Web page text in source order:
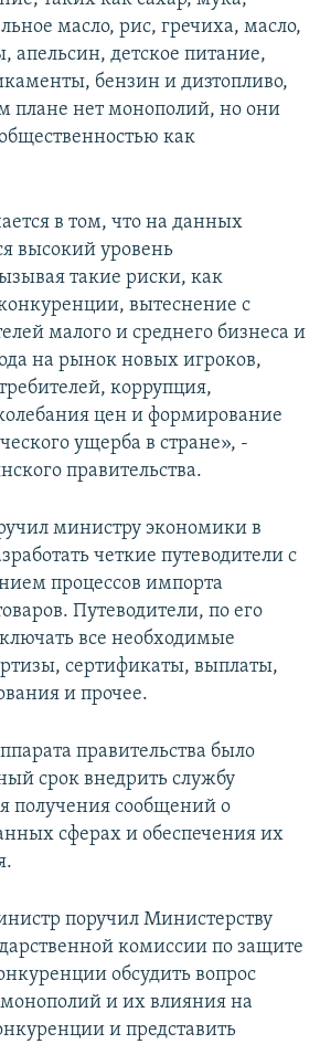
масло, рис, гречиха, масло,
апельсин, детское питание,
бензин и дизтопливо,
плане нет монополий, но они
как
в том, что на данных
высокий уровень
такие риски, как
вытеснение с
малого и среднего бизнеса и
на рынок новых игроков,
коррупция,
цен и формирование
ущерба в стране», -
правительства.
министру экономики в
четкие путеводители с
процессов импорта
Путеводители, по его
все необходимые
сертификаты, выплаты,
и прочее.
правительства было
срок внедрить службу
получения сообщений о
сферах и обеспечения их
поручил Министерству
комиссии по защите
обсудить вопрос
и их влияния на
и представить